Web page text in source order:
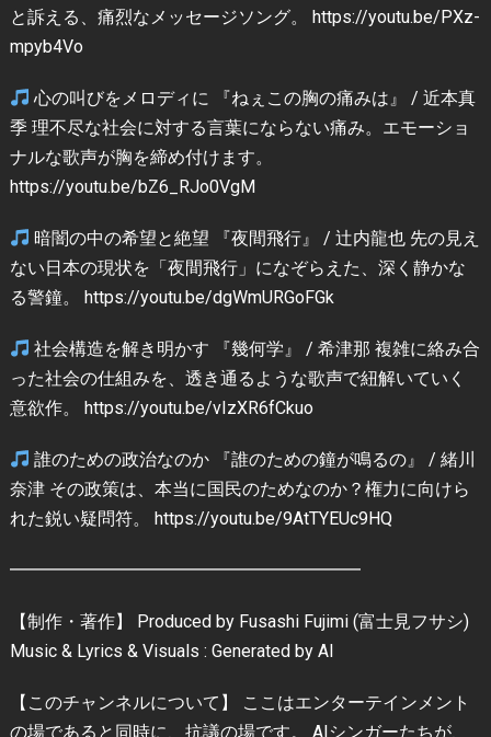
と訴える、痛烈なメッセージソング。 https://youtu.be/PXz-
mpyb4Vo
心の叫びをメロディに 『ねぇこの胸の痛みは』 / 近本真
季 理不尽な社会に対する言葉にならない痛み。エモーショ
ナルな歌声が胸を締め付けます。
https://youtu.be/bZ6_RJo0VgM
暗闇の中の希望と絶望 『夜間飛行』 / 辻内龍也 先の見え
ない日本の現状を「夜間飛行」になぞらえた、深く静かな
る警鐘。 https://youtu.be/dgWmURGoFGk
社会構造を解き明かす 『幾何学』 / 希津那 複雑に絡み合
った社会の仕組みを、透き通るような歌声で紐解いていく
意欲作。 https://youtu.be/vIzXR6fCkuo
誰のための政治なのか 『誰のための鐘が鳴るの』 / 緒川
奈津 その政策は、本当に国民のためなのか？権力に向けら
れた鋭い疑問符。 https://youtu.be/9AtTYEUc9HQ
━━━━━━━━━━━━━━━━━━━━
【制作・著作】 Produced by Fusashi Fujimi (富士見フサシ)
Music & Lyrics & Visuals : Generated by AI
【このチャンネルについて】 ここはエンターテインメント
の場であると同時に、抗議の場です。 AIシンガーたちが、